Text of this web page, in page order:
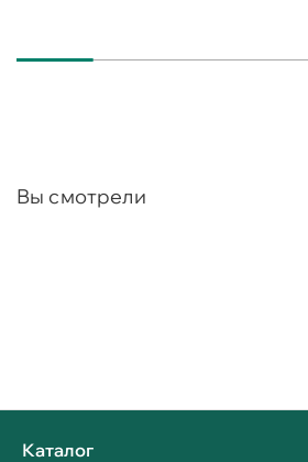
Вы смотрели
Каталог